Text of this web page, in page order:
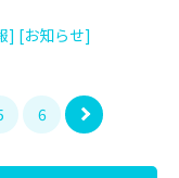
] [お知らせ]
6